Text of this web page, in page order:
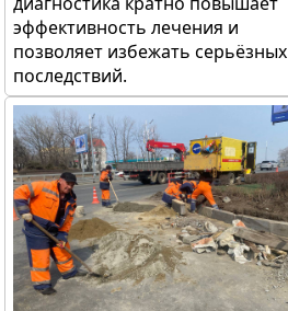
эффективность лечения и
позволяет избежать серьёзных
последствий.